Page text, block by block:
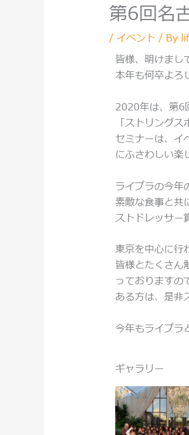
第6回名
/ イベント / By
皆様、明けまし
本年も何卒よろ
2020年は、第6
「ストリング
セミナーは、イ
にふさわしい楽
ライプラの今年
素敵な食事と共
ストドレッサー
東京を中心に行
皆様とたくさん
っておりますの
ある方は、是非
今年もライプラ
ギャラリー